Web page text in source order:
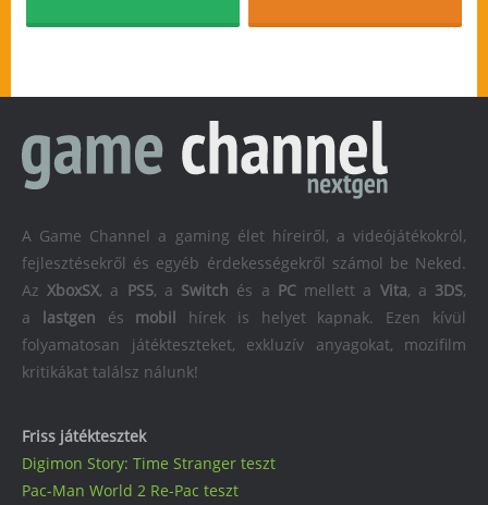
Friss játéktesztek
Digimon Story: Time Stranger teszt
Pac-Man World 2 Re-Pac teszt
A Game Channel a gaming élet híreiről, a videójátékokról,
fejlesztésekről és egyéb érdekességekről számol be Neked.
AzXboxSX, a PS5, a Switch és a PCmellett a Vita, a 3DS,
a lastgen és mobil hírek is helyet kapnak. Ezen kívül
folyamatosan játékteszteket, exkluzív anyagokat, mozifilm
kritikákat találsz nálunk!